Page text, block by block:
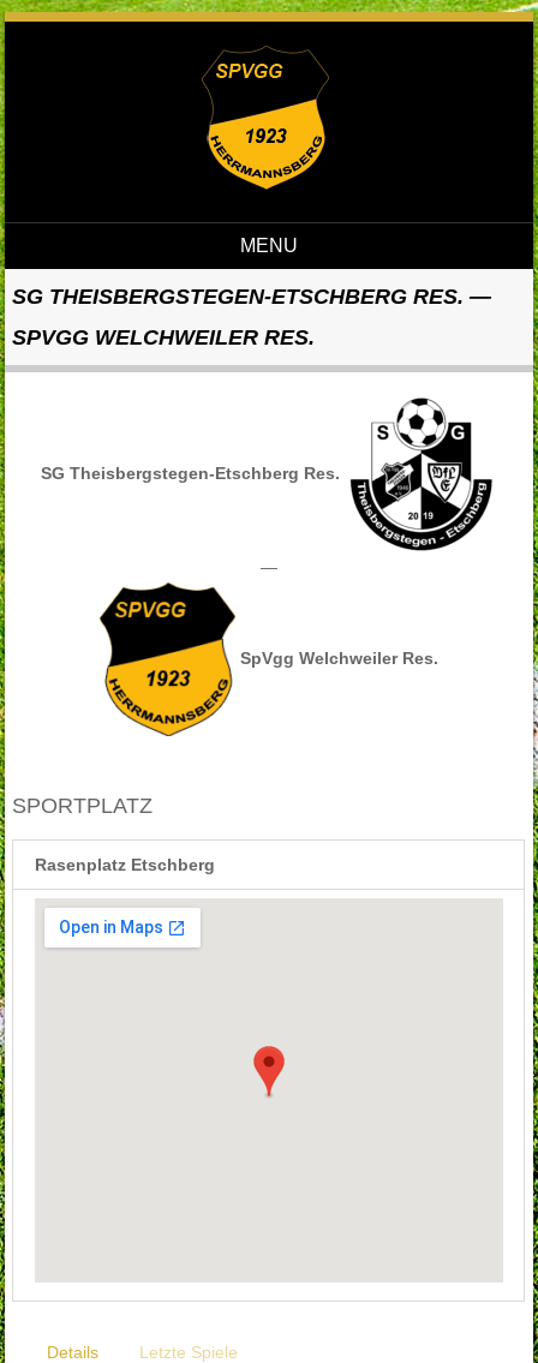
MENU
SG THEISBERGSTEGEN-ETSCHBERG RES. —
SPVGG WELCHWEILER RES.
SG Theisbergstegen-Etschberg Res.
—
SpVgg Welchweiler Res.
SPORTPLATZ
Rasenplatz Etschberg
Details Letzte Spiele